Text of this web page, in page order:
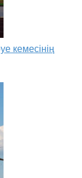
кемесінің